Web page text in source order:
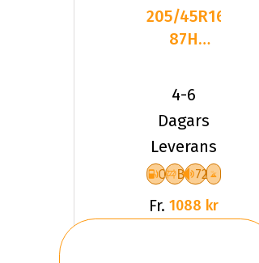
205/45R16
87H
WinterCraft
WP52 XL
4-6
Dagars
Leverans
C B 72
Fr. 1088 kr